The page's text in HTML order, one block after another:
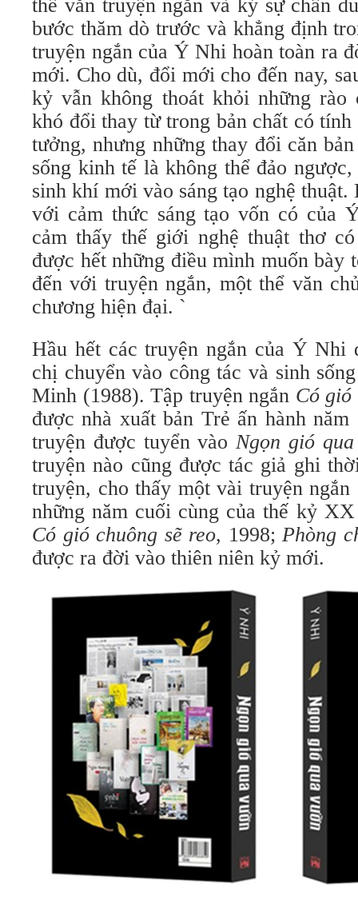
thể văn truyện ngắn và ký sự chân
bước thăm dò trước và khẳng định
truyện ngắn của Ý Nhi hoàn toàn ra
mới. Cho dù, đổi mới cho đến nay,
kỷ vẫn không thoát khỏi những rào
khó đổi thay từ trong bản chất có
tưởng, nhưng những thay đổi căn
sống kinh tế là không thể đảo
sinh khí mới vào sáng tạo nghệ
với cảm thức sáng tạo vốn có của
cảm thấy thế giới nghệ thuật thơ
được hết những điều mình muốn
đến với truyện ngắn, một thể văn
chương hiện đại. `
Hầu hết các truyện ngắn của Ý Nhi
chị chuyển vào công tác và sinh
Minh (1988). Tập truyện ngắn Có
được nhà xuất bản Trẻ ấn hành
truyện được tuyển vàoNgọn gió
truyện nào cũng được tác giả ghi
truyện, cho thấy một vài truyện
những năm cuối cùng của thế kỷ
Có gió chuông sẽ reo, 1998;Phòng
được ra đời vào thiên niên kỷ mới.